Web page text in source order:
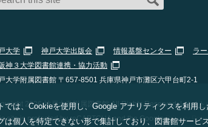
大学 神戸大学出版会 情報基盤センター ラ
神３大学図書館連携・協力活動
大学附属図書館 〒657-8501 兵庫県神戸市灘区六甲台町2-1
2026 神戸大学附属図書館 All Rights Reserved. |サイト
site is protected by reCAPTCHA and the GooglePrivacy
では、Cookieを使用し、Google アナリティクスを利用
は個人を特定できない形で集計しており、図書館サービ